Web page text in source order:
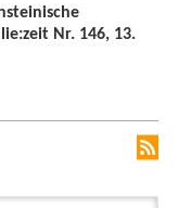
Nr. 146, 13.